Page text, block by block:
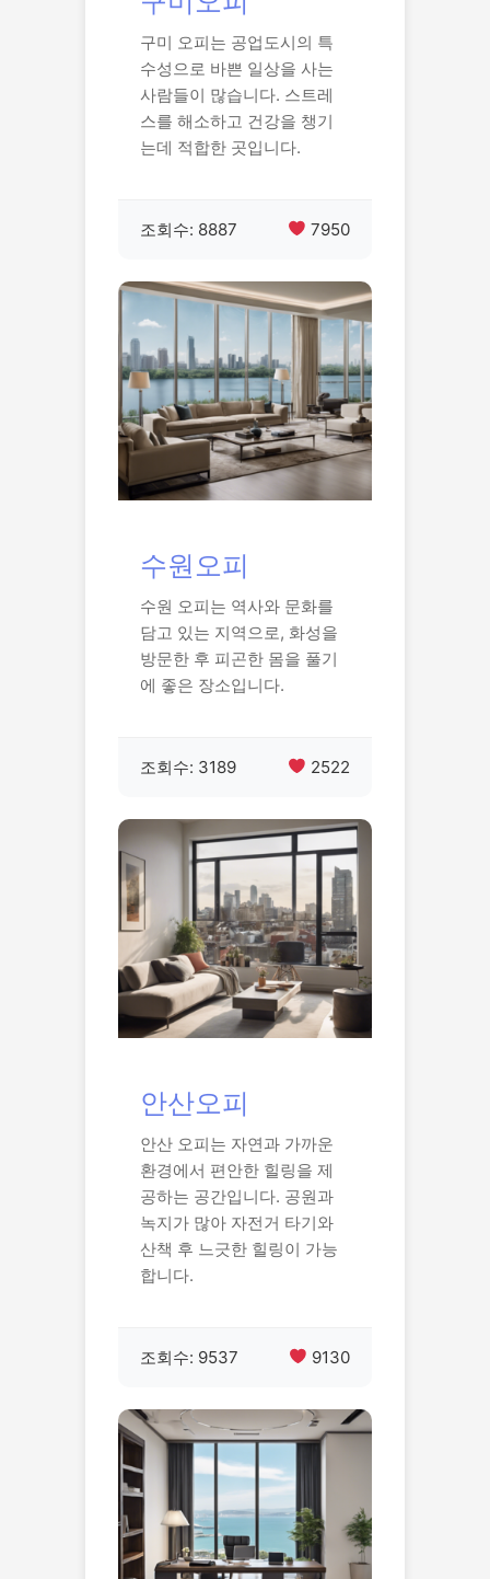
구미 오피는 공업도시의 특
수성으로 바쁜 일상을 사는
사람들이 많습니다. 스트레
스를 해소하고 건강을 챙기
는데 적합한 곳입니다.
조회수: 8887 7950
수원오피
수원 오피는 역사와 문화를
담고 있는 지역으로, 화성을
방문한 후 피곤한 몸을 풀기
에 좋은 장소입니다.
조회수: 3189 2522
안산오피
안산 오피는 자연과 가까운
환경에서 편안한 힐링을 제
공하는 공간입니다. 공원과
녹지가 많아 자전거 타기와
산책 후 느긋한 힐링이 가능
합니다.
조회수: 9537 9130